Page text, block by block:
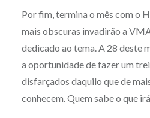
Por fim, termina o mês com o
mais obscuras invadirão a
dedicado ao tema. A 28 deste
a oportunidade de fazer um
disfarçados daquilo que de
conhecem. Quem sabe o que